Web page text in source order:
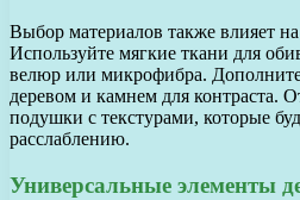
Выбор материалов также влияет
Используйте мягкие ткани для
велюр или микрофибра.
деревом и камнем для контраста.
подушки с текстурами, которые
расслаблению.
Универсальные элементы